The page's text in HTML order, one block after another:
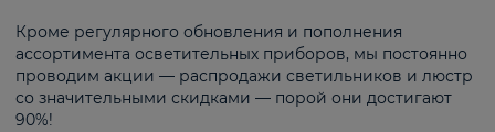
Кроме регулярного обновления и пополнения
ассортимента осветительных приборов, мы постоянно
проводим акции — распродажи светильников и люстр
со значительными скидками — порой они достигают
90%!